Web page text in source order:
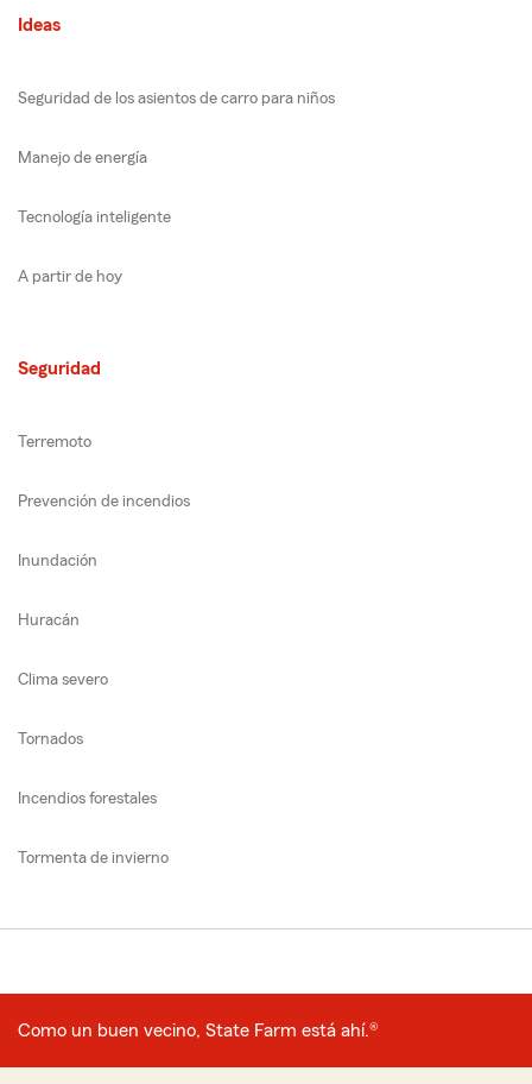
Ideas
Seguridad de los asientos de carro para niños
Manejo de energía
Tecnología inteligente
A partir de hoy
Seguridad
Terremoto
Prevención de incendios
Inundación
Huracán
Clima severo
Tornados
Incendios forestales
Tormenta de invierno
Como un buen vecino, State Farm está ahí.®